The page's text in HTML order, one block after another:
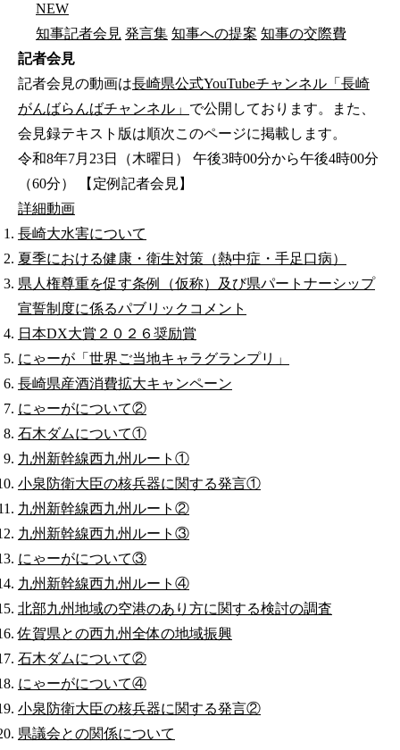
NEW
知事記者会見 発言集 知事への提案 知事の交際費
記者会見
記者会見の動画は長崎県公式YouTubeチャンネル「長崎
がんばらんばチャンネル」 で公開しております。また、
会見録テキスト版は順次このページに掲載します。
令和8年7月23日（木曜日） 午後3時00分から午後4時00分
（60分） 【定例記者会見】
詳細動画
長崎大水害について
夏季における健康・衛生対策（熱中症・手足口病）
県人権尊重を促す条例（仮称）及び県パートナーシップ
宣誓制度に係るパブリックコメント
日本DX大賞２０２６奨励賞
にゃーが「世界ご当地キャラグランプリ」
長崎県産酒消費拡大キャンペーン
にゃーがについて②
石木ダムについて①
九州新幹線西九州ルート①
小泉防衛大臣の核兵器に関する発言①
九州新幹線西九州ルート②
九州新幹線西九州ルート③
にゃーがについて③
九州新幹線西九州ルート④
北部九州地域の空港のあり方に関する検討の調査
佐賀県との西九州全体の地域振興
石木ダムについて②
にゃーがについて④
小泉防衛大臣の核兵器に関する発言②
県議会との関係について